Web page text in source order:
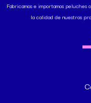
Fabricamos e importamos
la calidad de nuestros